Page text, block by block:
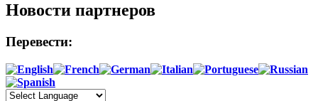
Новости партнеров
Перевести: